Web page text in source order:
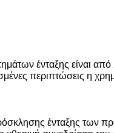
ένταξης είναι
περιπτώσεις η
ένταξης των